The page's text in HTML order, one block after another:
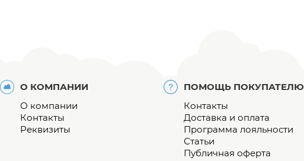
О КОМПАНИИ
О компании
Контакты
Реквизиты
ПОМОЩЬ ПОКУПАТЕЛЮ
Контакты
Доставка и оплата
Программа лояльности
Статьи
Публичная оферта